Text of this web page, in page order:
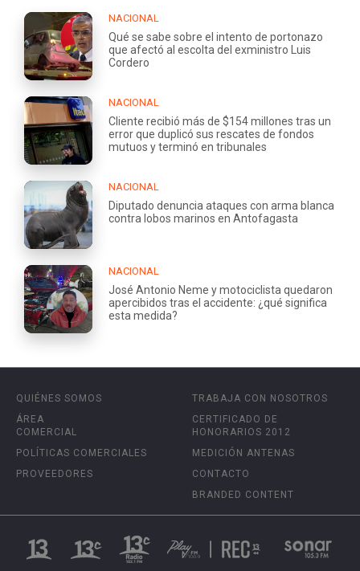
NACIONAL
Qué se sabe sobre el intento de portonazo
que afectó al escolta del exministro Luis
Cordero
NACIONAL
Cliente recibió más de $154 millones tras un
error que duplicó sus rescates de fondos
mutuos y terminó en tribunales
NACIONAL
Diputado denuncia ataques con arma blanca
contra lobos marinos en Antofagasta
NACIONAL
José Antonio Neme y motociclista quedaron
apercibidos tras el accidente: ¿qué significa
esta medida?
QUIÉNES SOMOS
ÁREA
COMERCIAL
POLÍTICAS COMERCIALES
PROVEEDORES
TRABAJA CON NOSOTROS
CERTIFICADO DE
HONORARIOS 2012
MEDICIÓN ANTENAS
CONTACTO
BRANDED CONTENT